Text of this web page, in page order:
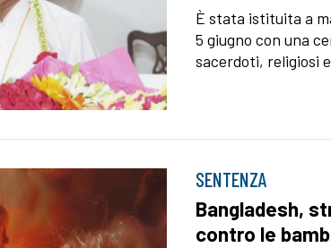
È stata istituita a
5 giugno con una
sacerdoti, religiosi
SENTENZA
Bangladesh,
contro le